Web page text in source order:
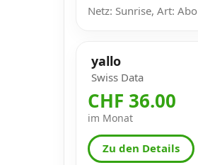
Netz: Sunrise, Art: Abo
yallo
Swiss Data
CHF 36.00
im Monat
Zu den Details